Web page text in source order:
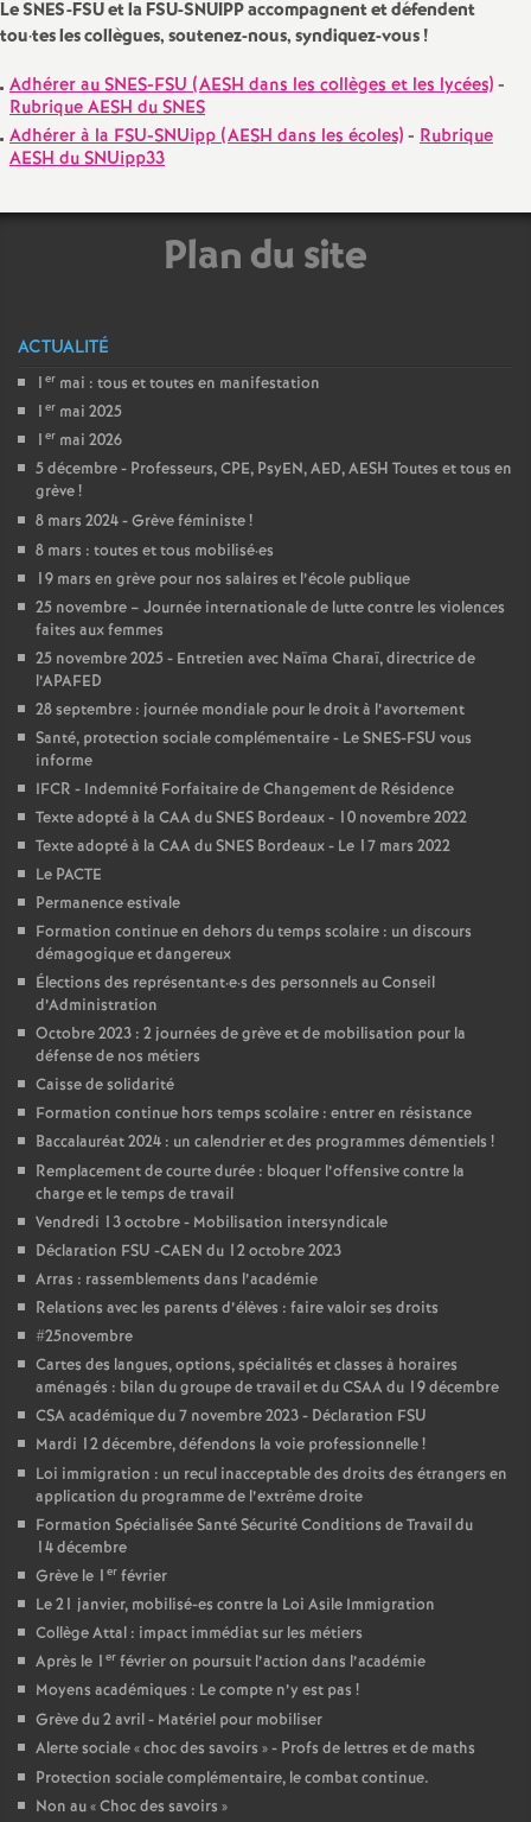
Le SNES-FSU et la FSU-SNUIPP accompagnent et défendent
tou·tes les collègues, soutenez-nous, syndiquez-vous!
Adhérer au SNES-FSU (AESH dans les collèges et les lycées)-
Rubrique AESH du SNES
Adhérer à la FSU-SNUipp (AESH dans les écoles)- Rubrique
AESH du SNUipp33
Plan du site
ACTUALITÉ
1 er mai : tous et toutes en manifestation
1 er mai 2025
1 er mai 2026
5 décembre - Professeurs, CPE, PsyEN, AED, AESH Toutes et tous en
grève!
8 mars 2024 - Grève féministe!
8 mars : toutes et tous mobilisé·es
19 mars en grève pour nos salaires et l’école publique
25 novembre – Journée internationale de lutte contre les violences
faites aux femmes
25 novembre 2025 - Entretien avec Naïma Charaï, directrice de
l’APAFED
28 septembre : journée mondiale pour le droit à l’avortement
Santé, protection sociale complémentaire - Le SNES-FSU vous
informe
IFCR - Indemnité Forfaitaire de Changement de Résidence
Texte adopté à la CAA du SNES Bordeaux - 10 novembre 2022
Texte adopté à la CAA du SNES Bordeaux - Le 17 mars 2022
Le PACTE
Permanence estivale
Formation continue en dehors du temps scolaire : un discours
démagogique et dangereux
Élections des représentant·e·s des personnels au Conseil
d’Administration
Octobre 2023 : 2 journées de grève et de mobilisation pour la
défense de nos métiers
Caisse de solidarité
Formation continue hors temps scolaire : entrer en résistance
Baccalauréat 2024 : un calendrier et des programmes démentiels !
Remplacement de courte durée : bloquer l’offensive contre la
charge et le temps de travail
Vendredi 13 octobre - Mobilisation intersyndicale
Déclaration FSU -CAEN du 12 octobre 2023
Arras : rassemblements dans l’académie
Relations avec les parents d’élèves : faire valoir ses droits
#25novembre
Cartes des langues, options, spécialités et classes à horaires
aménagés : bilan du groupe de travail et du CSAA du 19 décembre
CSA académique du 7 novembre 2023 - Déclaration FSU
Mardi 12 décembre, défendons la voie professionnelle!
Loi immigration : un recul inacceptable des droits des étrangers en
application du programme de l’extrême droite
Formation Spécialisée Santé Sécurité Conditions de Travail du
14 décembre
Grève le 1 er février
Le 21 janvier, mobilisé-es contre la Loi Asile Immigration
Collège Attal : impact immédiat sur les métiers
Après le 1 er février on poursuit l’action dans l’académie
Moyens académiques : Le compte n’y est pas !
Grève du 2 avril - Matériel pour mobiliser
Alerte sociale «choc des savoirs » - Profs de lettres et de maths
Protection sociale complémentaire, le combat continue.
Non au «Choc des savoirs »